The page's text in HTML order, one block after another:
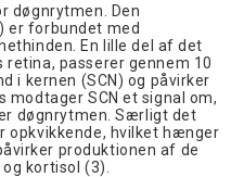
døgnrytmen. Den
er forbundet med
En lille del af det
retina, passerer gennem 10
i kernen (SCN) og påvirker
modtager SCN et signal om,
døgnrytmen. Særligt det
opkvikkende, hvilket hænger
produktionen af de
kortisol (3).